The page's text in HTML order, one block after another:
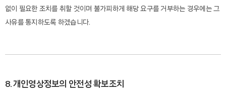
없이 필요한 조치를 취할 것이며 불가피하게 해당 요구를 거부하는 경우에는 그
사유를 통지하도록 하겠습니다.
8. 개인영상정보의 안전성 확보조치